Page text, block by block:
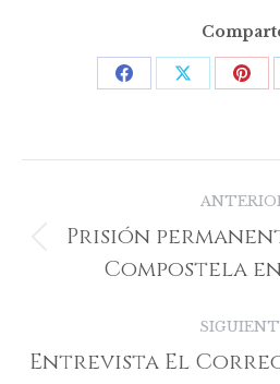
ShareShare
Navegación
entre
Prisión
Compostela
Entrevista El